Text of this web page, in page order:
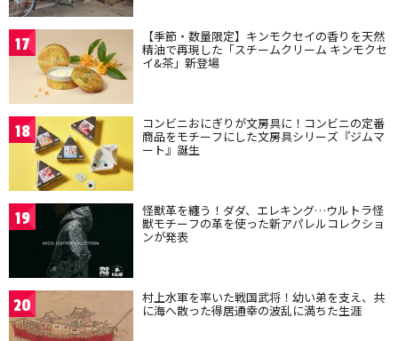
17 【季節・数量限定】キンモクセイの香りを天然
精油で再現した「スチームクリーム キンモクセ
イ&茶」新登場
18 コンビニおにぎりが文房具に！コンビニの定番
商品をモチーフにした文房具シリーズ『ジムマ
ート』誕生
19 怪獣革を纏う！ダダ、エレキング…ウルトラ怪
獣モチーフの革を使った新アパレルコレクショ
ンが発表
20 村上水軍を率いた戦国武将！幼い弟を支え、共
に海へ散った得居通幸の波乱に満ちた生涯